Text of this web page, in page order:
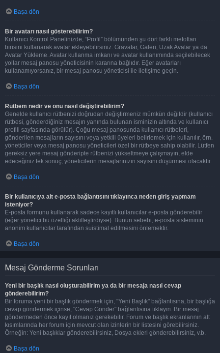
Başa dön
Bir avatarı nasıl gösterebilirim?
Kullanıcı Kontrol Panelinizde, “Profil” bölümünden şu dört farklı metottan
birisini kullanarak avatar ekleyebilirsiniz: Gravatar, Galeri, Uzak Avatar ya da
Avatar Yükleme. Avatar kullanma imkanı ve avatar kullanımında seçilebilecek
yollar mesaj panosu yöneticisinin kararına bağlıdır. Eğer avatarları
kullanamıyorsanız, bir mesaj panosu yöneticisi ile iletişime geçin.
Başa dön
Rütbem nedir ve onu nasıl değiştirebilirim?
Genelde kullanıcı rütbenizi doğrudan değiştirmeniz mümkün değildir (kullanıcı
rütbesi, gönderdiğiniz mesajın yanında bulunan isminizin altında ve kullanıcı
profili sayfasında görülür). Çoğu mesaj panosunda kullanıcı rütbeleri,
gönderilen mesajların sayısını veya yetkili üyeleri belirlemek için kullanılır, örn.
yöneticiler veya mesaj panosu yöneticileri özel bir rütbeye sahip olabilir. Lütfen
gereksiz yere mesaj gönderipte rütbenizi yükseltmeye çalışmayın, elde
edeceğiniz tek sonuç, yöneticilerin mesajlarınızın sayısını düşürmesi olacaktır.
Başa dön
Bir kullanıcıya ait e-posta bağlantısını tıklayınca neden giriş yapmam
isteniyor?
E-posta formunu kullanarak sadece kayıtlı kullanıcılar e-posta gönderebilir
(eğer yönetici bu özelliği aktifleştirdiyse). Bunun sebebi, e-posta sisteminin
anonim kullanıcılar tarafından suistimal edilmesini önlemektir.
Başa dön
Mesaj Gönderme Sorunları
Yeni bir başlık nasıl oluşturabilirim ya da bir mesaja nasıl cevap
gönderebilirim?
Bir foruma yeni bir başlık göndermek için, "Yeni Başlık" bağlantısına, bir başlığa
cevap göndermek içinse, "Cevap Gönder" bağlantısına tıklayın. Bir mesaj
göndermeden önce kayıt olmanız gerekebilir. Forum ve başlık ekranlarının alt
kısımlarında her forum için mevcut olan izinlerin bir listesini görebilirsiniz.
Örneğin: Yeni başlıklar gönderebilirsiniz, Dosya ekleri gönderebilirsiniz, v.b.
Başa dön